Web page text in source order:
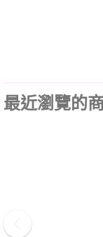
最近瀏覽的